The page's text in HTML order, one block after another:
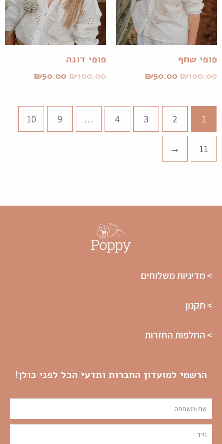
פופי שחף
₪100.00
₪50.00
פופי דונה
₪100.00
₪50.00
1
2
3
4
…
9
10
11
←
> מדיניות משלוחים
> תקנון
> החלפות החזרות
הרשמי למועדון החברות ותדעי הכל לפני כולן!
שם
tel